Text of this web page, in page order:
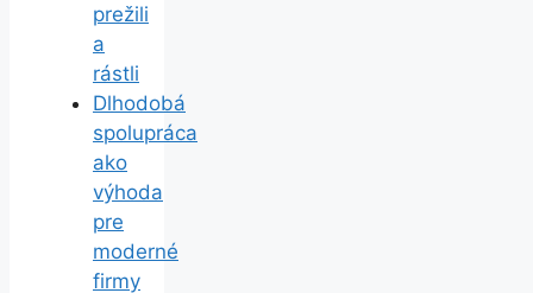
prežili
a
rástli
Dlhodobá
spolupráca
ako
výhoda
pre
moderné
firmy